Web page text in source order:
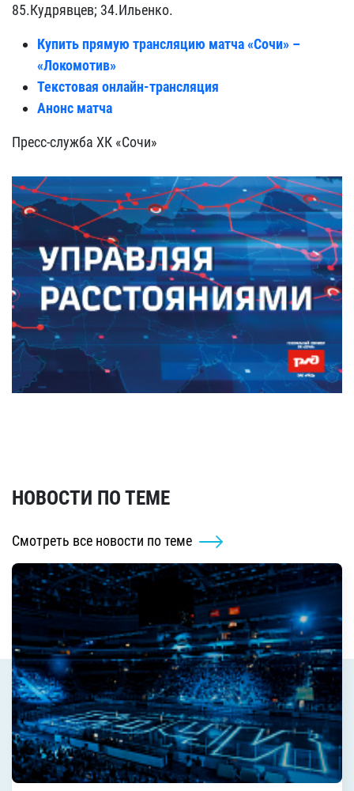
85.Кудрявцев; 34.Ильенко.
Купить прямую трансляцию матча «Сочи» –
«Локомотив»
Текстовая онлайн-трансляция
Анонс матча
Пресс-служба ХК «Сочи»
НОВОСТИ ПО ТЕМЕ
Смотреть все новости по теме